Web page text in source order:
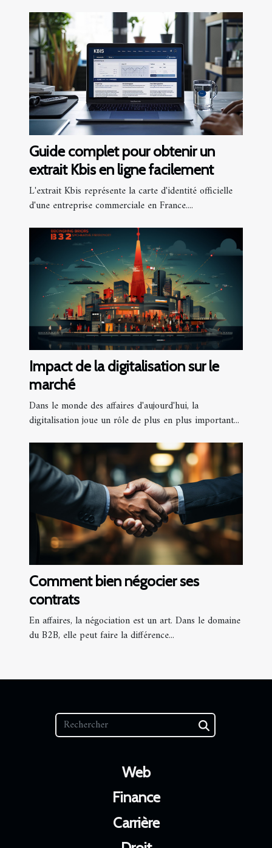
Guide complet pour obtenir un
extrait Kbis en ligne facilement
L'extrait Kbis représente la carte d'identité officielle
d'une entreprise commerciale en France....
Impact de la digitalisation sur le
marché
Dans le monde des affaires d'aujourd'hui, la
digitalisation joue un rôle de plus en plus important...
Comment bien négocier ses
contrats
En affaires, la négociation est un art. Dans le domaine
du B2B, elle peut faire la différence...
Web
Finance
Carrière